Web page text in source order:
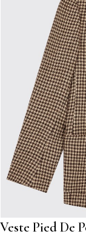
Veste Pied De